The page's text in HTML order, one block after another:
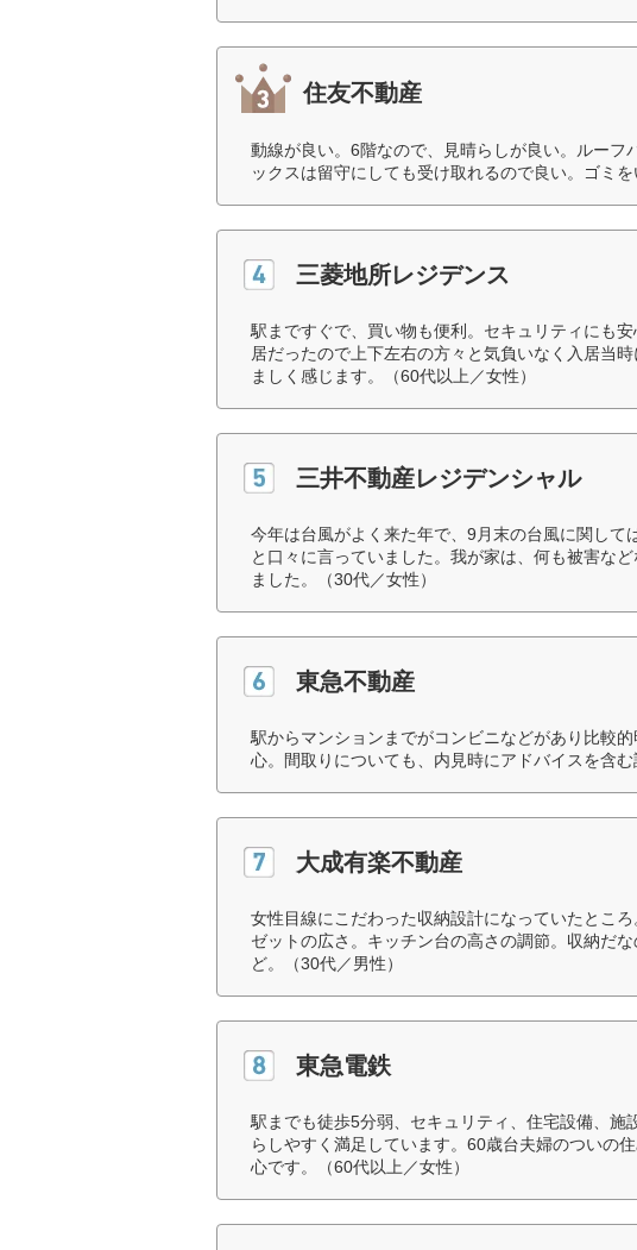
住友不動産
動線が良い。6階なので、見晴らしが良い。ルーフ
ックスは留守にしても受け取れるので良い。ゴミ
三菱地所レジデンス
駅まですぐで、買い物も便利。セキュリティにも
居だったので上下左右の方々と気負いなく入居当
ましく感じます。（60代以上／女性）
三井不動産レジデンシャル
今年は台風がよく来た年で、9月末の台風に関して
と口々に言っていました。我が家は、何も被害な
ました。（30代／女性）
東急不動産
駅からマンションまでがコンビニなどがあり比較
心。間取りについても、内見時にアドバイスを含
大成有楽不動産
女性目線にこだわった収納設計になっていたとこ
ゼットの広さ。キッチン台の高さの調節。収納だ
ど。（30代／男性）
東急電鉄
駅までも徒歩5分弱、セキュリティ、住宅設備、施
らしやすく満足しています。60歳台夫婦のついの
心です。（60代以上／女性）